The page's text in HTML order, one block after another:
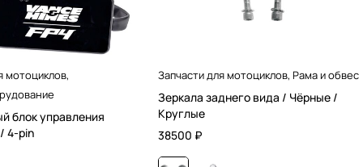
мотоциклов,
блок управления
/ 4-pin
Запчасти для мотоциклов,Рама и обвес
Зеркала заднего вида / Чёрные /
Круглые
38500 ₽